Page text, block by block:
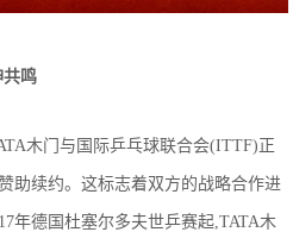
共鸣
木门与国际乒乓球联合会(ITTF)正
助续约。这标志着双方的战略合作进
年德国杜塞尔多夫世乒赛起,TATA木